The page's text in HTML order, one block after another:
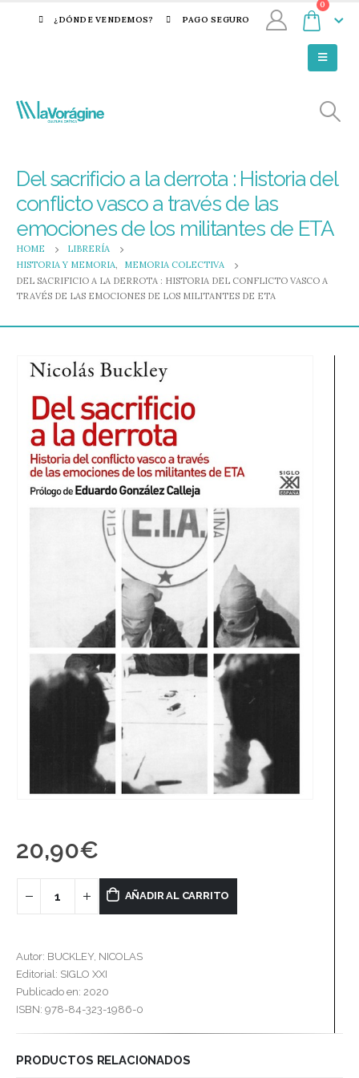
¿DÓNDE VENDEMOS? PAGO SEGURO
0
Del sacrificio a la derrota : Historia del
conflicto vasco a través de las
emociones de los militantes de ETA
HOME
LIBRERÍA
HISTORIA Y MEMORIA,
MEMORIA COLECTIVA
DEL SACRIFICIO A LA DERROTA : HISTORIA DEL CONFLICTO VASCO A
TRAVÉS DE LAS EMOCIONES DE LOS MILITANTES DE ETA
20,90€
AÑADIR AL CARRITO
Autor: BUCKLEY, NICOLAS
Editorial: SIGLO XXI
Publicado en: 2020
ISBN: 978-84-323-1986-0
PRODUCTOS RELACIONADOS